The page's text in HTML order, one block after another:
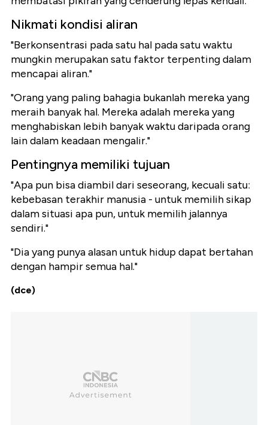
Nikmati kondisi aliran
"Berkonsentrasi pada satu hal pada satu waktu
mungkin merupakan satu faktor terpenting dalam
mencapai aliran."
"Orang yang paling bahagia bukanlah mereka yang
meraih banyak hal. Mereka adalah mereka yang
menghabiskan lebih banyak waktu daripada orang
lain dalam keadaan mengalir."
Pentingnya memiliki tujuan
"Apa pun bisa diambil dari seseorang, kecuali satu:
kebebasan terakhir manusia - untuk memilih sikap
dalam situasi apa pun, untuk memilih jalannya
sendiri."
"Dia yang punya alasan untuk hidup dapat bertahan
dengan hampir semua hal."
(dce)